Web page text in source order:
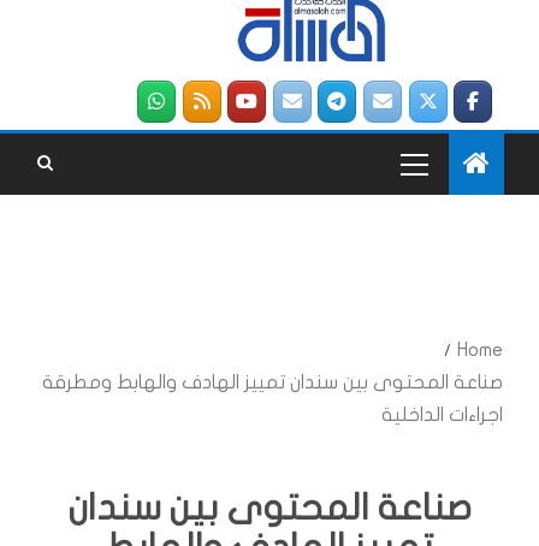
Home
صناعة المحتوى بين سندان تمييز الهادف والهابط ومطرقة
اجراءات الداخلية
صناعة المحتوى بين سندان